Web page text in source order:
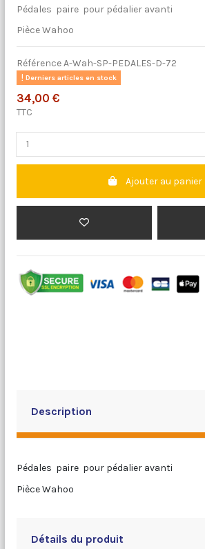
Pédales paire pour pédalier avanti
Pièce Wahoo
RéférenceA-Wah-SP-PEDALES-D-72
Derniers articles en stock
34,00 €
TTC
Ajouter au panier
Description
Pédales paire pour pédalier avanti
Pièce Wahoo
Détails du produit